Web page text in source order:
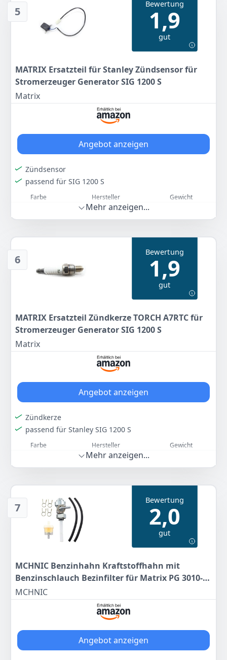
5
Bewertung
1,9
gut
MATRIX Ersatzteil für Stanley Zündsensor für
Stromerzeuger Generator SIG 1200 S
Matrix
Angebot anzeigen
Zündsensor
passend für SIG 1200 S
Farbe Hersteller Gewicht
HBH
Mehr anzeigen...
6
Bewertung
1,9
gut
MATRIX Ersatzteil Zündkerze TORCH A7RTC für
Stromerzeuger Generator SIG 1200 S
Matrix
Angebot anzeigen
Zündkerze
passend für Stanley SIG 1200 S
Farbe Hersteller Gewicht
HBH
Mehr anzeigen...
7
Bewertung
2,0
gut
MCHNIC Benzinhahn Kraftstoffhahn mit
Benzinschlauch Bezinfilter für Matrix PG 3010-F
3KW 6,5PS
MCHNIC
Angebot anzeigen